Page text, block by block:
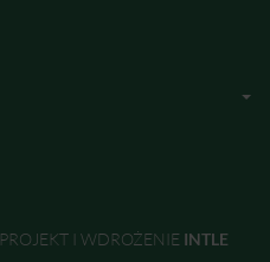
PROJEKT I WDROŻENIE INTLE